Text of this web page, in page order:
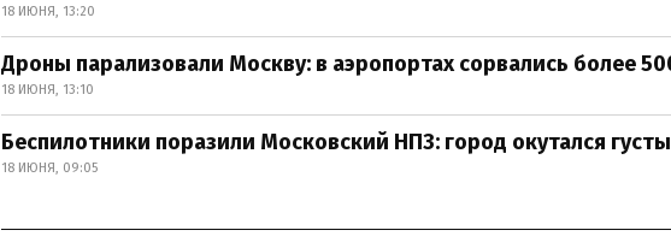
18 ИЮНЯ, 13:20
Дроны парализовали Москву: в аэропортах сорвались более
18 ИЮНЯ, 13:10
Беспилотники поразили Московский НПЗ: город окутался
18 ИЮНЯ, 09:05